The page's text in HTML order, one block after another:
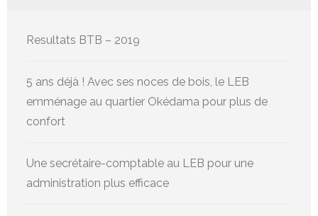
Resultats BTB – 2019
5 ans déjà ! Avec ses noces de bois, le LEB
emménage au quartier Okédama pour plus de
confort
Une secrétaire-comptable au LEB pour une
administration plus efficace